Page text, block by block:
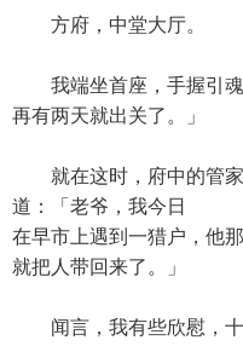
方府，中堂大厅。
我端坐首座，手握引魂
再有两天就出关了。」
就在这时，府中的管家
道：「老爷，我今日
在早市上遇到一猎户，他
就把人带回来了。」
闻言，我有些欣慰，十